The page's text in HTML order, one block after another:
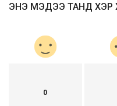
ЭНЭ МЭДЭЭ ТАНД ХЭР
0